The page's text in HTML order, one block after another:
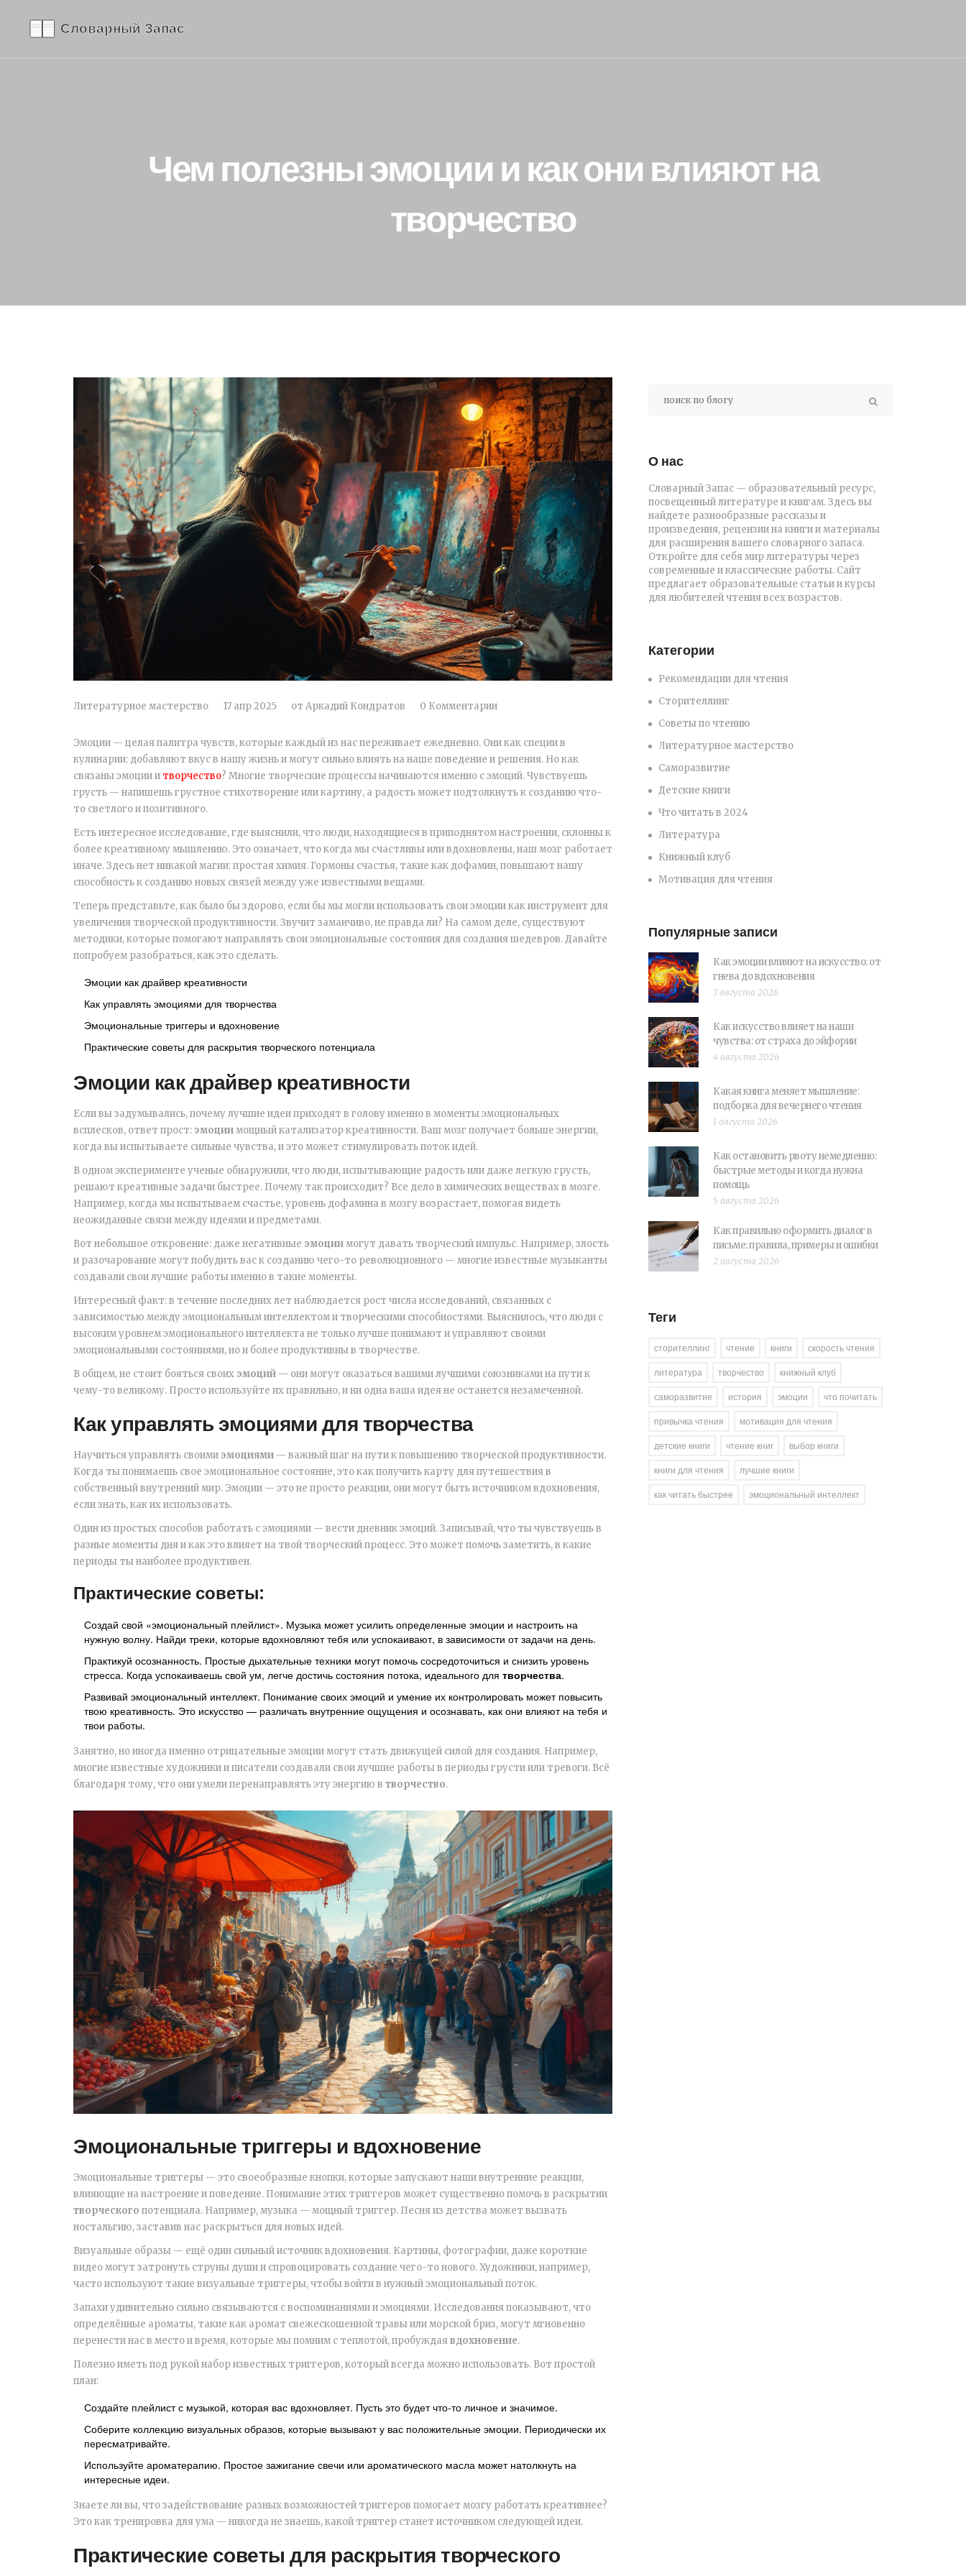
Чем полезны эмоции и как они влияют на
творчество
Литературное мастерство 17 апр 2025 от Аркадий Кондратов 0 Комментарии
Эмоции — целая палитра чувств, которые каждый из нас переживает ежедневно. Они как специи в
кулинарии: добавляют вкус в нашу жизнь и могут сильно влиять на наше поведение и решения. Но как
связаны эмоции и творчество? Многие творческие процессы начинаются именно с эмоций. Чувствуешь
грусть — напишешь грустное стихотворение или картину, а радость может подтолкнуть к созданию что-
то светлого и позитивного.
Есть интересное исследование, где выяснили, что люди, находящиеся в приподнятом настроении, склонны к
более креативному мышлению. Это означает, что когда мы счастливы или вдохновлены, наш мозг работает
иначе. Здесь нет никакой магии: простая химия. Гормоны счастья, такие как дофамин, повышают нашу
способность к созданию новых связей между уже известными вещами.
Теперь представьте, как было бы здорово, если бы мы могли использовать свои эмоции как инструмент для
увеличения творческой продуктивности. Звучит заманчиво, не правда ли? На самом деле, существуют
методики, которые помогают направлять свои эмоциональные состояния для создания шедевров. Давайте
попробуем разобраться, как это сделать.
Эмоции как драйвер креативности
Как управлять эмоциями для творчества
Эмоциональные триггеры и вдохновение
Практические советы для раскрытия творческого потенциала
Эмоции как драйвер креативности
Если вы задумывались, почему лучшие идеи приходят в голову именно в моменты эмоциональных
всплесков, ответ прост: эмоциимощный катализатор креативности. Ваш мозг получает больше энергии,
когда вы испытываете сильные чувства, и это может стимулировать поток идей.
В одном эксперименте ученые обнаружили, что люди, испытывающие радость или даже легкую грусть,
решают креативные задачи быстрее. Почему так происходит? Все дело в химических веществах в мозге.
Например, когда мы испытываем счастье, уровень дофамина в мозгу возрастает, помогая видеть
неожиданные связи между идеями и предметами.
Вот небольшое откровение: даже негативные эмоциимогут давать творческий импульс. Например, злость
и разочарование могут побудить вас к созданию чего-то революционного — многие известные музыканты
создавали свои лучшие работы именно в такие моменты.
Интересный факт: в течение последних лет наблюдается рост числа исследований, связанных с
зависимостью между эмоциональным интеллектом и творческими способностями. Выяснилось, что люди с
высоким уровнем эмоционального интеллекта не только лучше понимают и управляют своими
эмоциональными состояниями, но и более продуктивны в творчестве.
В общем, не стоит бояться своих эмоций — они могут оказаться вашими лучшими союзниками на пути к
чему-то великому. Просто используйте их правильно, и ни одна ваша идея не останется незамеченной.
Как управлять эмоциями для творчества
Научиться управлять своими эмоциями — важный шаг на пути к повышению творческой продуктивности.
Когда ты понимаешь свое эмоциональное состояние, это как получить карту для путешествия в
собственный внутренний мир. Эмоции — это не просто реакции, они могут быть источником вдохновения,
если знать, как их использовать.
Один из простых способов работать с эмоциями — вести дневник эмоций. Записывай, что ты чувствуешь в
разные моменты дня и как это влияет на твой творческий процесс. Это может помочь заметить, в какие
периоды ты наиболее продуктивен.
Практические советы:
Создай свой «эмоциональный плейлист». Музыка может усилить определенные эмоции и настроить на
нужную волну. Найди треки, которые вдохновляют тебя или успокаивают, в зависимости от задачи на день.
Практикуй осознанность. Простые дыхательные техники могут помочь сосредоточиться и снизить уровень
стресса. Когда успокаиваешь свой ум, легче достичь состояния потока, идеального для творчества.
Развивай эмоциональный интеллект. Понимание своих эмоций и умение их контролировать может повысить
твою креативность. Это искусство — различать внутренние ощущения и осознавать, как они влияют на тебя и
твои работы.
Занятно, но иногда именно отрицательные эмоции могут стать движущей силой для создания. Например,
многие известные художники и писатели создавали свои лучшие работы в периоды грусти или тревоги. Всё
благодаря тому, что они умели перенаправлять эту энергию в творчество.
Эмоциональные триггеры и вдохновение
Эмоциональные триггеры — это своеобразные кнопки, которые запускают наши внутренние реакции,
влияющие на настроение и поведение. Понимание этих триггеров может существенно помочь в раскрытии
творческого потенциала. Например, музыка — мощный триггер. Песня из детства может вызвать
ностальгию, заставив нас раскрыться для новых идей.
Визуальные образы — ещё один сильный источник вдохновения. Картины, фотографии, даже короткие
видео могут затронуть струны души и спровоцировать создание чего-то нового. Художники, например,
часто используют такие визуальные триггеры, чтобы войти в нужный эмоциональный поток.
Запахи удивительно сильно связываются с воспоминаниями и эмоциями. Исследования показывают, что
определённые ароматы, такие как аромат свежескошенной травы или морской бриз, могут мгновенно
перенести нас в место и время, которые мы помним с теплотой, пробуждаявдохновение.
Полезно иметь под рукой набор известных триггеров, который всегда можно использовать. Вот простой
план:
Создайте плейлист с музыкой, которая вас вдохновляет. Пусть это будет что-то личное и значимое.
Соберите коллекцию визуальных образов, которые вызывают у вас положительные эмоции. Периодически их
пересматривайте.
Используйте ароматерапию. Простое зажигание свечи или ароматического масла может натолкнуть на
интересные идеи.
Знаете ли вы, что задействование разных возможностей триггеров помогает мозгу работать креативнее?
Это как тренировка для ума — никогда не знаешь, какой триггер станет источником следующей идеи.
Практические советы для раскрытия творческого
О нас
Словарный Запас — образовательный ресурс,
посвещенный литературе и книгам. Здесь вы
найдете разнообразные рассказы и
произведения, рецензии на книги и материалы
для расширения вашего словарного запаса.
Откройте для себя мир литературы через
современные и классические работы. Сайт
предлагает образовательные статьи и курсы
для любителей чтения всех возрастов.
Категории
Рекомендации для чтения
Сторителлинг
Советы по чтению
Литературное мастерство
Саморазвитие
Детские книги
Что читать в 2024
Литература
Книжный клуб
Мотивация для чтения
Популярные записи
Как эмоции влияют на искусство: от
гнева до вдохновения
3 августа 2026
Как искусство влияет на наши
чувства: от страха до эйфории
4 августа 2026
Какая книга меняет мышление:
подборка для вечернего чтения
1 августа 2026
Как остановить рвоту немедленно:
быстрые методы и когда нужна
помощь
5 августа 2026
Как правильно оформить диалог в
письме: правила, примеры и ошибки
2 августа 2026
Теги
сторителлинг чтение книги
скорость чтения
литература
творчество
книжный клуб
саморазвитие
история эмоции
что почитать
привычка чтения
мотивация для чтения
детские книги
чтение книг
выбор книги
книги для чтения
лучшие книги
как читать быстрее
эмоциональный интеллект